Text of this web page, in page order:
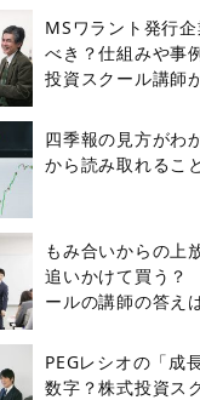
MSワラント発行
べき？仕組みや事
投資スクール講師
四季報の見方がわ
から読み取れるこ
もみ合いからの上
追いかけて買う？
ールの講師の答え
PEGレシオの「成
数字？株式投資ス